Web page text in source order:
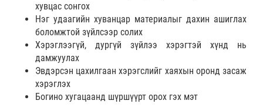
хувцас сонгох
Нэг удаагийн хуванцар материалыг дахин ашиглах
боломжтой зүйлсээр солих
Хэрэглээгүй, дургүй зүйлээ хэрэгтэй хүнд нь
дамжуулах
Эвдэрсэн цахилгаан хэрэгслийг хаяхын оронд засаж
хэрэглэх
Богино хугацаанд шүршүүрт орох гэх мэт